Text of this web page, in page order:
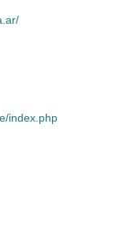
index.php